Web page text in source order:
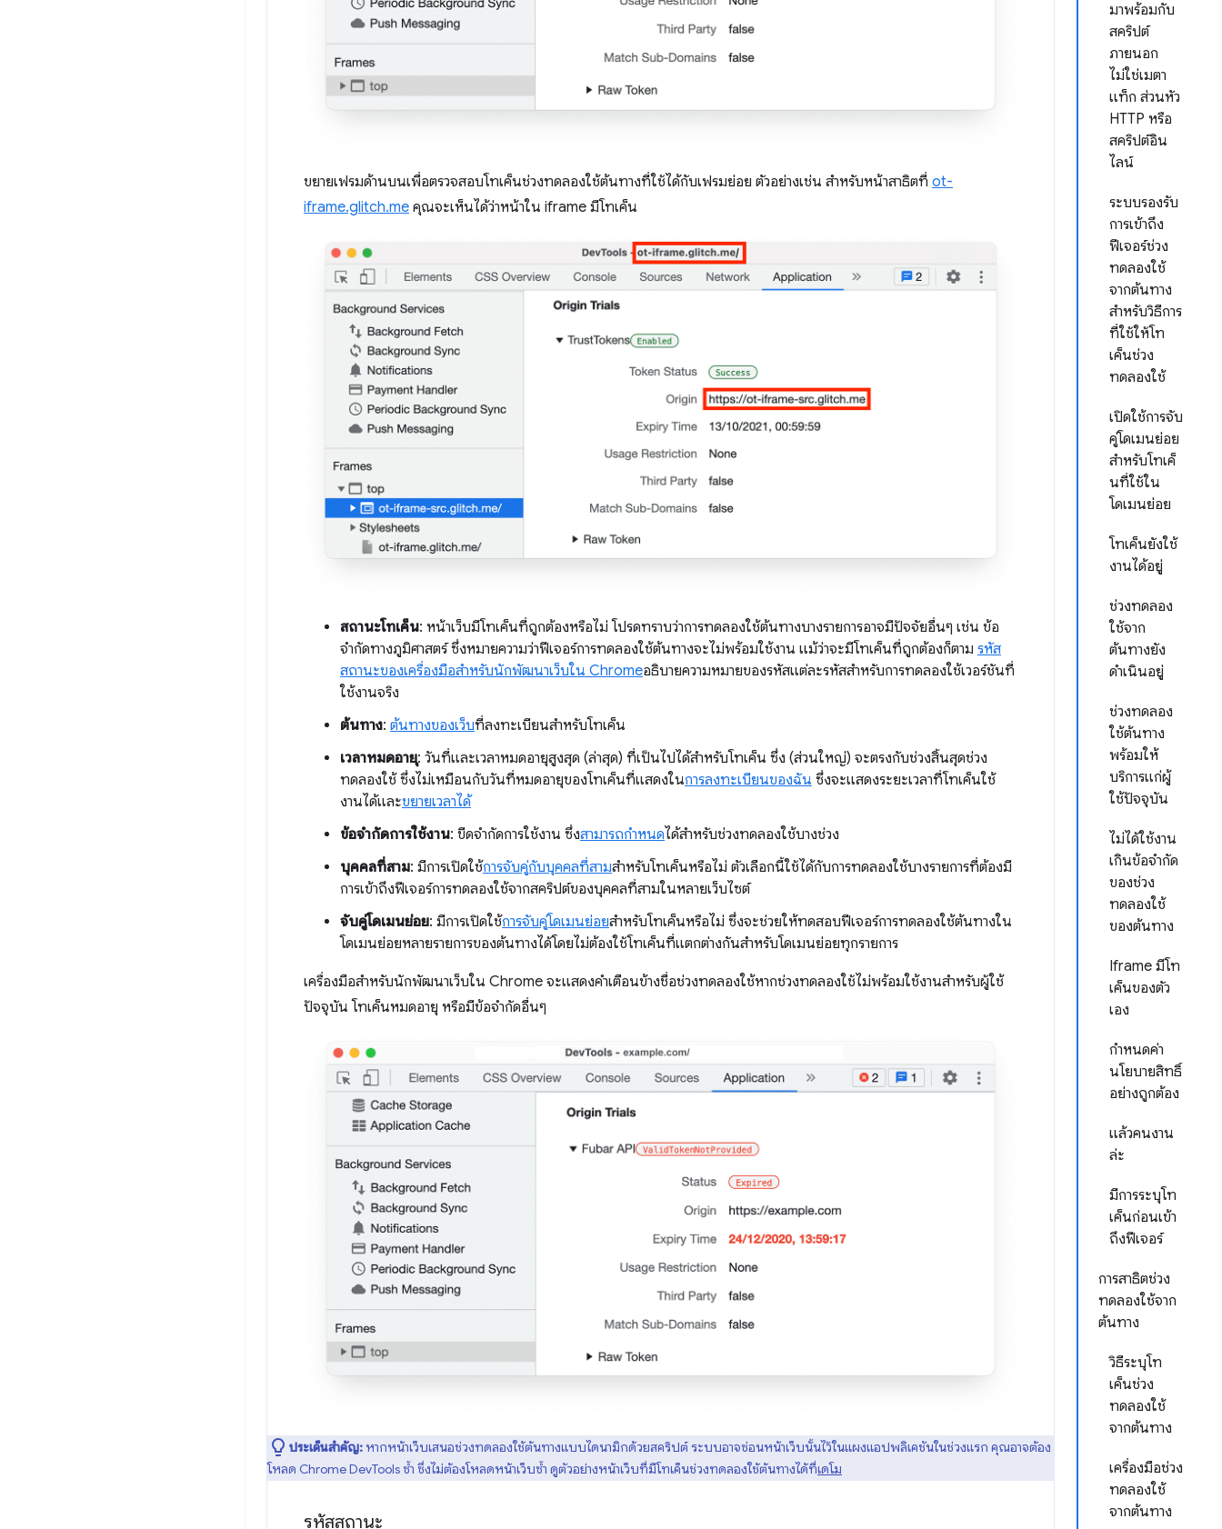
มาพร้อมกับ
สคริปต์
ภายนอก
ไม่ใช่เมตา
แท็ก ส่วนหัว
HTTP หรือ
สคริปต์อิน
ไลน์
ระบบรองรับ
การเข้าถึง
ฟีเจอร์ช่วง
ทดลองใช้
จากต้นทาง
สำหรับวิธีการ
ที่ใช้ให้โท
เค็นช่วง
ทดลองใช้
เปิดใช้การจับ
คู่โดเมนย่อย
สําหรับโทเค็
นที่ใช้ใน
โดเมนย่อย
โทเค็นยังใช้
งานได้อยู่
ช่วงทดลอง
ใช้จาก
ต้นทางยัง
ดำเนินอยู่
ช่วงทดลอง
ใช้ต้นทาง
พร้อมให้
บริการแก่ผู้
ใช้ปัจจุบัน
ไม่ได้ใช้งาน
เกินข้อจำกัด
ของช่วง
ทดลองใช้
ของต้นทาง
Iframe มีโท
เค็นของตัว
เอง
กำหนดค่า
นโยบายสิทธิ์
อย่างถูกต้อง
แล้วคนงาน
ล่ะ
มีการระบุโท
เค็นก่อนเข้า
ถึงฟีเจอร์
การสาธิตช่วง
ทดลองใช้จาก
ต้นทาง
วิธีระบุโท
เค็นช่วง
ทดลองใช้
จากต้นทาง
เครื่องมือช่วง
ทดลองใช้
จากต้นทาง
ขยายเฟรมด้านบนเพื่อตรวจสอบโทเค็นช่วงทดลองใช้ต้นทางที่ใช้ได้กับเฟรมย่อย ตัวอย่างเช่น สําหรับหน้าสาธิตที่ ot-
iframe.glitch.me คุณจะเห็นได้ว่าหน้าใน iframe มีโทเค็น
สถานะโทเค็น: หน้าเว็บมีโทเค็นที่ถูกต้องหรือไม่ โปรดทราบว่าการทดลองใช้ต้นทางบางรายการอาจมีปัจจัยอื่นๆ เช่น ข้อ
จำกัดทางภูมิศาสตร์ ซึ่งหมายความว่าฟีเจอร์การทดลองใช้ต้นทางจะไม่พร้อมใช้งาน แม้ว่าจะมีโทเค็นที่ถูกต้องก็ตาม รหัส
สถานะของเครื่องมือสำหรับนักพัฒนาเว็บใน Chromeอธิบายความหมายของรหัสแต่ละรหัสสำหรับการทดลองใช้เวอร์ชันที่
ใช้งานจริง
ต้นทาง: ต้นทางของเว็บที่ลงทะเบียนสำหรับโทเค็น
เวลาหมดอายุ: วันที่และเวลาหมดอายุสูงสุด (ล่าสุด) ที่เป็นไปได้สำหรับโทเค็น ซึ่ง (ส่วนใหญ่) จะตรงกับช่วงสิ้นสุดช่วง
ทดลองใช้ ซึ่งไม่เหมือนกับวันที่หมดอายุของโทเค็นที่แสดงในการลงทะเบียนของฉัน ซึ่งจะแสดงระยะเวลาที่โทเค็นใช้
งานได้และขยายเวลาได้
ข้อจำกัดการใช้งาน: ขีดจำกัดการใช้งาน ซึ่งสามารถกำหนดได้สำหรับช่วงทดลองใช้บางช่วง
บุคคลที่สาม: มีการเปิดใช้การจับคู่กับบุคคลที่สามสำหรับโทเค็นหรือไม่ ตัวเลือกนี้ใช้ได้กับการทดลองใช้บางรายการที่ต้องมี
การเข้าถึงฟีเจอร์การทดลองใช้จากสคริปต์ของบุคคลที่สามในหลายเว็บไซต์
จับคู่โดเมนย่อย: มีการเปิดใช้การจับคู่โดเมนย่อยสำหรับโทเค็นหรือไม่ ซึ่งจะช่วยให้ทดสอบฟีเจอร์การทดลองใช้ต้นทางใน
โดเมนย่อยหลายรายการของต้นทางได้โดยไม่ต้องใช้โทเค็นที่แตกต่างกันสำหรับโดเมนย่อยทุกรายการ
เครื่องมือสำหรับนักพัฒนาเว็บใน Chrome จะแสดงคำเตือนข้างชื่อช่วงทดลองใช้หากช่วงทดลองใช้ไม่พร้อมใช้งานสำหรับผู้ใช้
ปัจจุบัน โทเค็นหมดอายุ หรือมีข้อจำกัดอื่นๆ
ประเด็นสำคัญ: หากหน้าเว็บเสนอช่วงทดลองใช้ต้นทางแบบไดนามิกด้วยสคริปต์ ระบบอาจซ่อนหน้าเว็บนั้นไว้ในแผงแอปพลิเคชันในช่วงแรก คุณอาจต้อง
โหลด Chrome DevTools ซ้ำ ซึ่งไม่ต้องโหลดหน้าเว็บซ้ำ ดูตัวอย่างหน้าเว็บที่มีโทเค็นช่วงทดลองใช้ต้นทางได้ที่เดโม
รหัสสถานะ